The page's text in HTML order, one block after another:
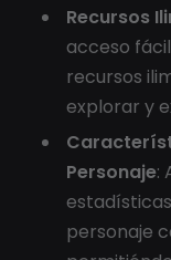
Recursos
acceso
recursos
explorar y
Personaje:
personaje